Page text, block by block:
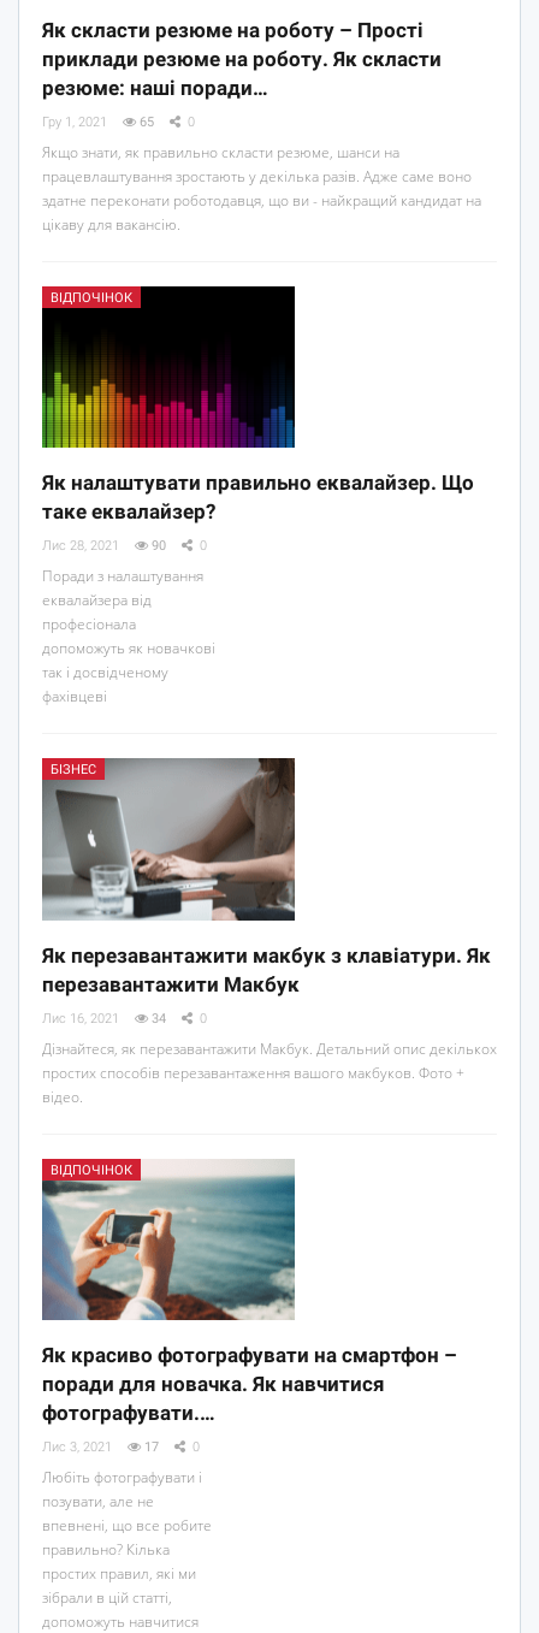
Як скласти резюме на роботу – Прості
приклади резюме на роботу. Як скласти
резюме: наші поради…
Гру 1, 2021 65 0
Якщо знати, як правильно скласти резюме, шанси на
працевлаштування зростають у декілька разів. Адже саме воно
здатне переконати роботодавця, що ви - найкращий кандидат на
цікаву для вакансію.
ВІДПОЧІНОК
Як налаштувати правильно еквалайзер. Що
таке еквалайзер?
Лис 28, 2021 90 0
Поради з налаштування
еквалайзера від
професіонала
допоможуть як новачкові
так і досвідченому
фахівцеві
БІЗНЕС
Як перезавантажити макбук з клавіатури. Як
перезавантажити Макбук
Лис 16, 2021 34 0
Дізнайтеся, як перезавантажити Макбук. Детальний опис декількох
простих способів перезавантаження вашого макбуков. Фото +
відео.
ВІДПОЧІНОК
Як красиво фотографувати на смартфон –
поради для новачка. Як навчитися
фотографувати.…
Лис 3, 2021 17 0
Любіть фотографувати і
позувати, але не
впевнені, що все робите
правильно? Кілька
простих правил, які ми
зібрали в цій статті,
допоможуть навчитися